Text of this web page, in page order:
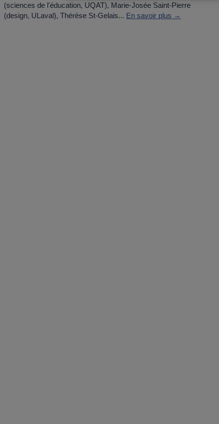
(sciences de l'éducation, UQAT), Marie-Josée Saint-Pierre
(design, ULaval), Thérèse St-Gelais... En savoir plus →